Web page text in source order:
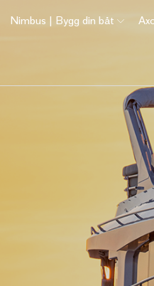
Nimbus | Bygg din båt